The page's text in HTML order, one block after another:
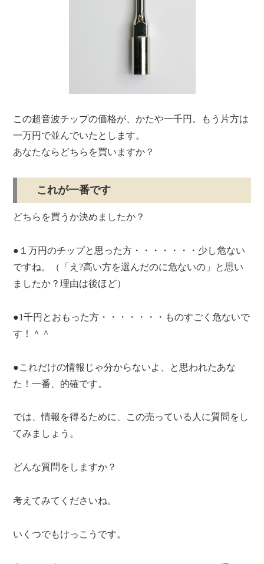
この超音波チップの価格が、かたや一千円。もう片方は
一万円で並んでいたとします。
あなたならどちらを買いますか？
これが一番です
どちらを買うか決めましたか？
●１万円のチップと思った方・・・・・・・少し危ない
ですね。（「え?高い方を選んだのに危ないの」と思い
ましたか？理由は後ほど）
●1千円とおもった方・・・・・・・ものすごく危ないで
す！＾＾
●これだけの情報じゃ分からないよ、と思われたあな
た！一番、的確です。
では、情報を得るために、この売っている人に質問をし
てみましょう。
どんな質問をしますか？
考えてみてくださいね。
いくつでもけっこうです。